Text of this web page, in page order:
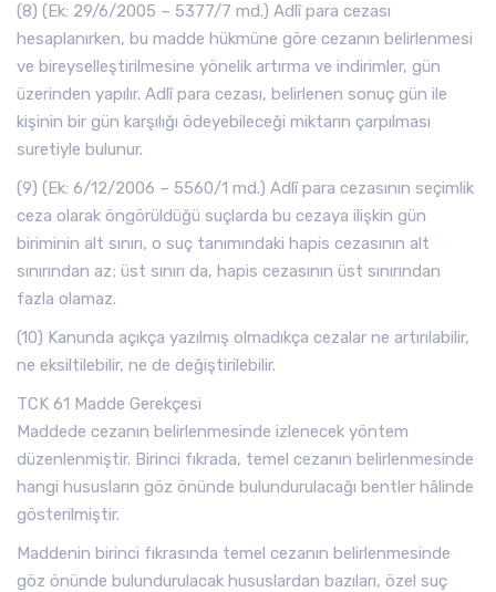
(8) (Ek: 29/6/2005 – 5377/7 md.) Adlî para cezası
hesaplanırken, bu madde hükmüne göre cezanın belirlenmesi
ve bireyselleştirilmesine yönelik artırma ve indirimler, gün
üzerinden yapılır. Adlî para cezası, belirlenen sonuç gün ile
kişinin bir gün karşılığı ödeyebileceği miktarın çarpılması
suretiyle bulunur.
(9) (Ek: 6/12/2006 – 5560/1 md.) Adlî para cezasının seçimlik
ceza olarak öngörüldüğü suçlarda bu cezaya ilişkin gün
biriminin alt sınırı, o suç tanımındaki hapis cezasının alt
sınırından az; üst sınırı da, hapis cezasının üst sınırından
fazla olamaz.
(10) Kanunda açıkça yazılmış olmadıkça cezalar ne artırılabilir,
ne eksiltilebilir, ne de değiştirilebilir.
TCK 61 Madde Gerekçesi
Maddede cezanın belirlenmesinde izlenecek yöntem
düzenlenmiştir. Birinci fıkrada, temel cezanın belirlenmesinde
hangi hususların göz önünde bulundurulacağı bentler hâlinde
gösterilmiştir.
Maddenin birinci fıkrasında temel cezanın belirlenmesinde
göz önünde bulundurulacak hususlardan bazıları, özel suç